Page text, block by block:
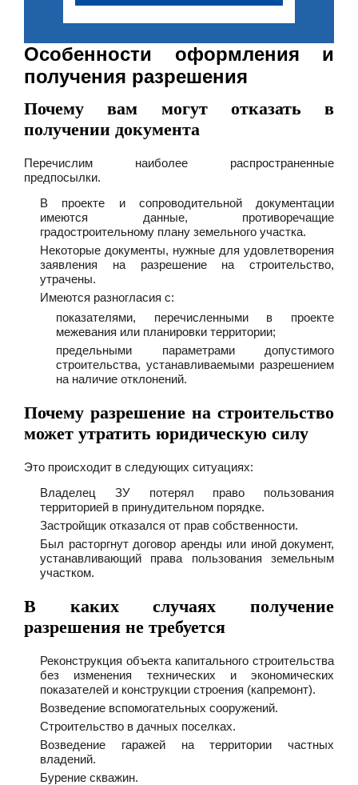
Особенности оформления и
получения разрешения
Почему вам могут отказать в
получении документа
Перечислим наиболее распространенные
предпосылки.
В проекте и сопроводительной документации
имеются данные, противоречащие
градостроительному плану земельного участка.
Некоторые документы, нужные для удовлетворения
заявления на разрешение на строительство,
утрачены.
Имеются разногласия с:
показателями, перечисленными в проекте
межевания или планировки территории;
предельными параметрами допустимого
строительства, устанавливаемыми разрешением
на наличие отклонений.
Почему разрешение на строительство
может утратить юридическую силу
Это происходит в следующих ситуациях:
Владелец ЗУ потерял право пользования
территорией в принудительном порядке.
Застройщик отказался от прав собственности.
Был расторгнут договор аренды или иной документ,
устанавливающий права пользования земельным
участком.
В каких случаях получение
разрешения не требуется
Реконструкция объекта капитального строительства
без изменения технических и экономических
показателей и конструкции строения (капремонт).
Возведение вспомогательных сооружений.
Строительство в дачных поселках.
Возведение гаражей на территории частных
владений.
Бурение скважин.